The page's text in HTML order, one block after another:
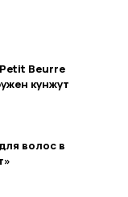
Beurre
кунжут
волос в